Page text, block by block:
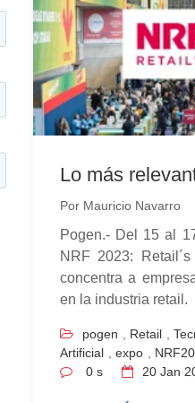
Lo más
Por Mauricio Navarro
Pogen.- Del 15 al
NRF 2023:
concentra a
en la industria retail.
pogen , Retail ,
Artificial , expo ,
0 s
20 Jan